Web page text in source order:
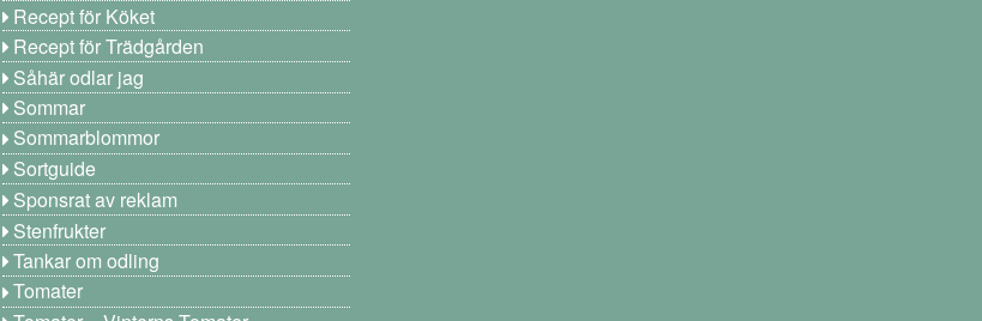
Recept för Köket
Recept för Trädgården
Såhär odlar jag
Sommar
Sommarblommor
Sortguide
Sponsrat av reklam
Stenfrukter
Tankar om odling
Tomater